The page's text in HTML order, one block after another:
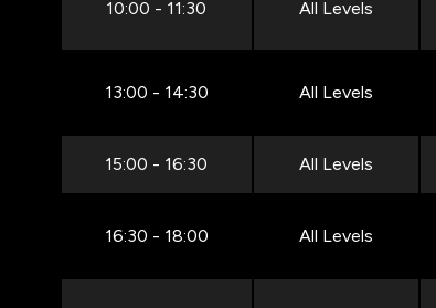
10:00 - 11:30 All Levels
13:00 - 14:30 All Levels
15:00 - 16:30 All Levels
16:30 - 18:00 All Levels